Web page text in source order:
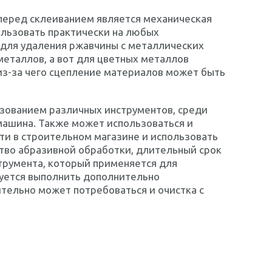
склеиванием является механическая
практически на любых
удаления ржавчины с металлических
а вот для цветных металлов
за чего сцепление материалов может быть
различных инструментов, среди
Также может использоваться и
в строительном магазине и использовать
абразивной обработки, длительный срок
который применяется для
выполнить дополнительно
может потребоваться и очистка с